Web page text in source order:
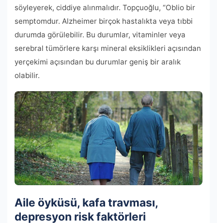
söyleyerek, ciddiye alınmalıdır. Topçuoğlu, “Oblio bir
semptomdur. Alzheimer birçok hastalıkta veya tıbbi
durumda görülebilir. Bu durumlar, vitaminler veya
serebral tümörlere karşı mineral eksiklikleri açısından
yerçekimi açısından bu durumlar geniş bir aralık
olabilir.
Aile öyküsü, kafa travması,
depresyon risk faktörleri